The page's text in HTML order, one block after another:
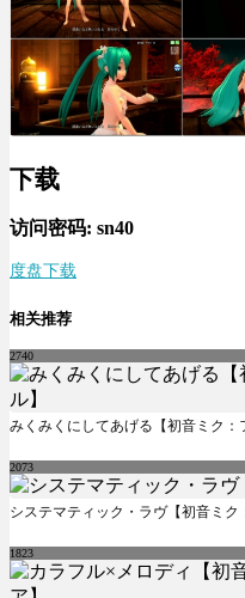
下载
访问密码: sn40
度盘下载
相关推荐
2740
みくみくにしてあげる【初音ミク：
2073
システマティック・ラヴ【初音ミク
1823